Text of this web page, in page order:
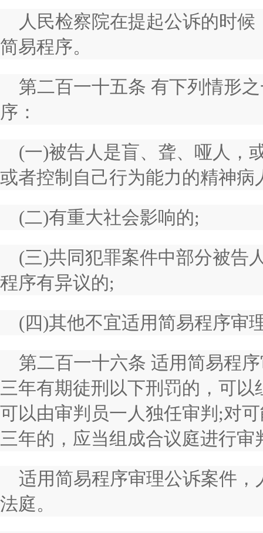
人民检察院在提起公诉的时
简易程序。
第二百一十五条 有下列情形
序：
(一)被告人是盲、聋、哑人，
或者控制自己行为能力的精神病
(二)有重大社会影响的;
(三)共同犯罪案件中部分被告
程序有异议的;
(四)其他不宜适用简易程序审
第二百一十六条 适用简易程
三年有期徒刑以下刑罚的，可
可以由审判员一人独任审判;对
三年的，应当组成合议庭进行审
适用简易程序审理公诉案件
法庭。